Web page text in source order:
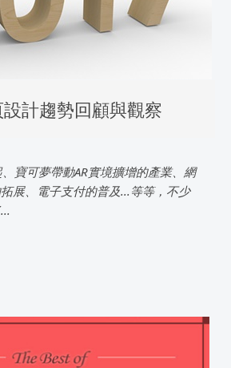
計趨勢回顧與觀察
寶可夢帶動AR實境擴增的產業、網
展、電子支付的普及...等等，不少